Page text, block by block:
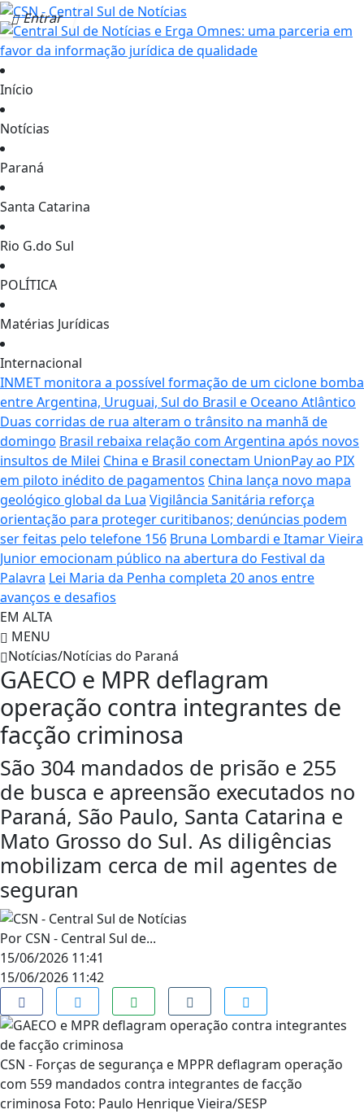
Entrar
Início
Notícias
Paraná
Santa Catarina
Rio G.do Sul
POLÍTICA
Matérias Jurídicas
Internacional
INMET monitora a possível formação de um ciclone bomba
entre Argentina, Uruguai, Sul do Brasil e Oceano Atlântico
Duas corridas de rua alteram o trânsito na manhã de
domingo Brasil rebaixa relação com Argentina após novos
insultos de Milei China e Brasil conectam UnionPay ao PIX
em piloto inédito de pagamentos China lança novo mapa
geológico global da Lua Vigilância Sanitária reforça
orientação para proteger curitibanos; denúncias podem
ser feitas pelo telefone 156 Bruna Lombardi e Itamar Vieira
Junior emocionam público na abertura do Festival da
Palavra Lei Maria da Penha completa 20 anos entre
avanços e desafios
EM ALTA
MENU
Notícias/Notícias do Paraná
GAECO e MPR deflagram
operação contra integrantes de
facção criminosa
São 304 mandados de prisão e 255
de busca e apreensão executados no
Paraná, São Paulo, Santa Catarina e
Mato Grosso do Sul. As diligências
mobilizam cerca de mil agentes de
seguran
Por CSN - Central Sul de...
15/06/2026 11:41
15/06/2026 11:42
CSN - Forças de segurança e MPPR deflagram operação
com 559 mandados contra integrantes de facção
criminosa Foto: Paulo Henrique Vieira/SESP